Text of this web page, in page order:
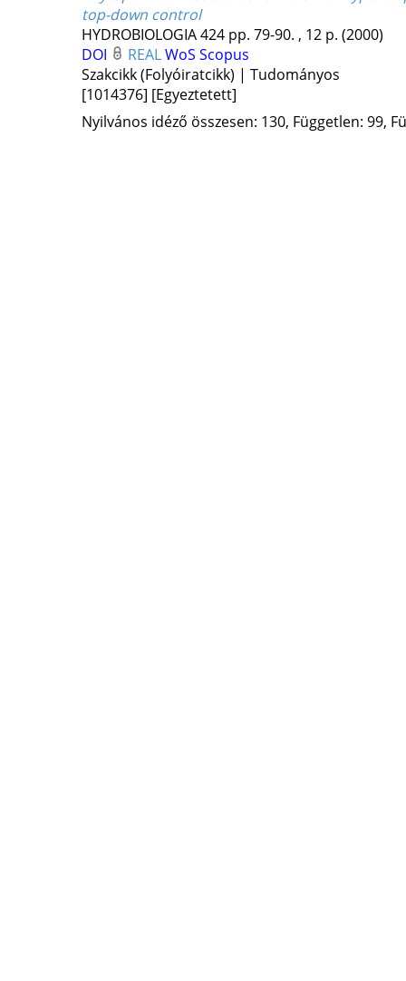
top-down control
HYDROBIOLOGIA424 pp. 79-90. , 12 p. (2000)
DOI
REALWoS Scopus
Szakcikk (Folyóiratcikk) | Tudományos
[1014376] [Egyeztetett]
Nyilvános idéző összesen: 130, Független: 99,